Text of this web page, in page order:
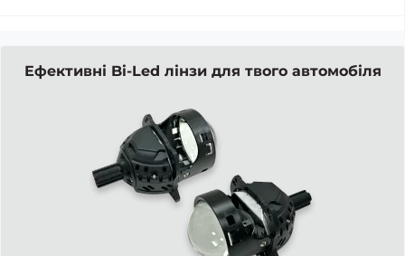
Ефективні Bi-Led лінзи для твого автомобіля